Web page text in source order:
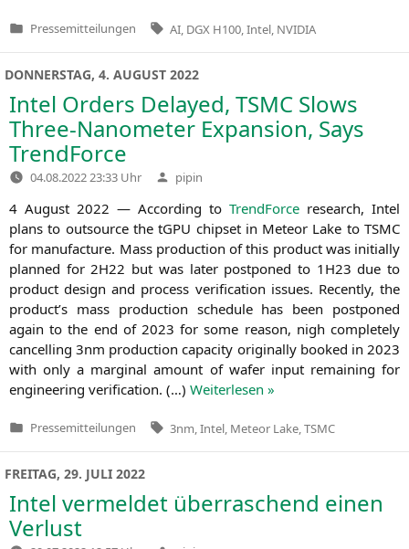
Veröffentlicht
Pressemitteilungen Tags:
AI DGX H100 Intel NVIDIA
DONNERSTAG, 4. AUGUST 2022
Intel Orders Delayed, TSMC Slows
Three-Nanometer Expansion, Says
TrendForce
04.08.2022 23:33 Uhr Verfasst
von
pipin
4 August 2022 — Accor­ding to Trend­Force rese­arch, Intel
plans to out­sour­ce the tGPU chip­set in Mete­or Lake to TSMC
for manu­fac­tu­re. Mass pro­duc­tion of this pro­duct was initi­al­ly
plan­ned for 2H22 but was later post­po­ned to 1H23 due to
pro­duct design and pro­cess veri­fi­ca­ti­on issues. Recent­ly, the
product’s mass pro­duc­tion sche­du­le has been post­po­ned
again to the end of 2023 for some reason, nigh com­ple­te­ly
can­cel­ling 3nm pro­duc­tion capa­ci­ty ori­gi­nal­ly boo­ked in 2023
with only a mar­gi­nal amount of wafer input remai­ning for
engi­nee­ring veri­fi­ca­ti­on. (…) Wei­ter­le­sen »
Veröffentlicht
Pressemitteilungen Tags:
3nm Intel Meteor Lake TSMC
FREITAG, 29. JULI 2022
Intel vermeldet überraschend einen
Verlust